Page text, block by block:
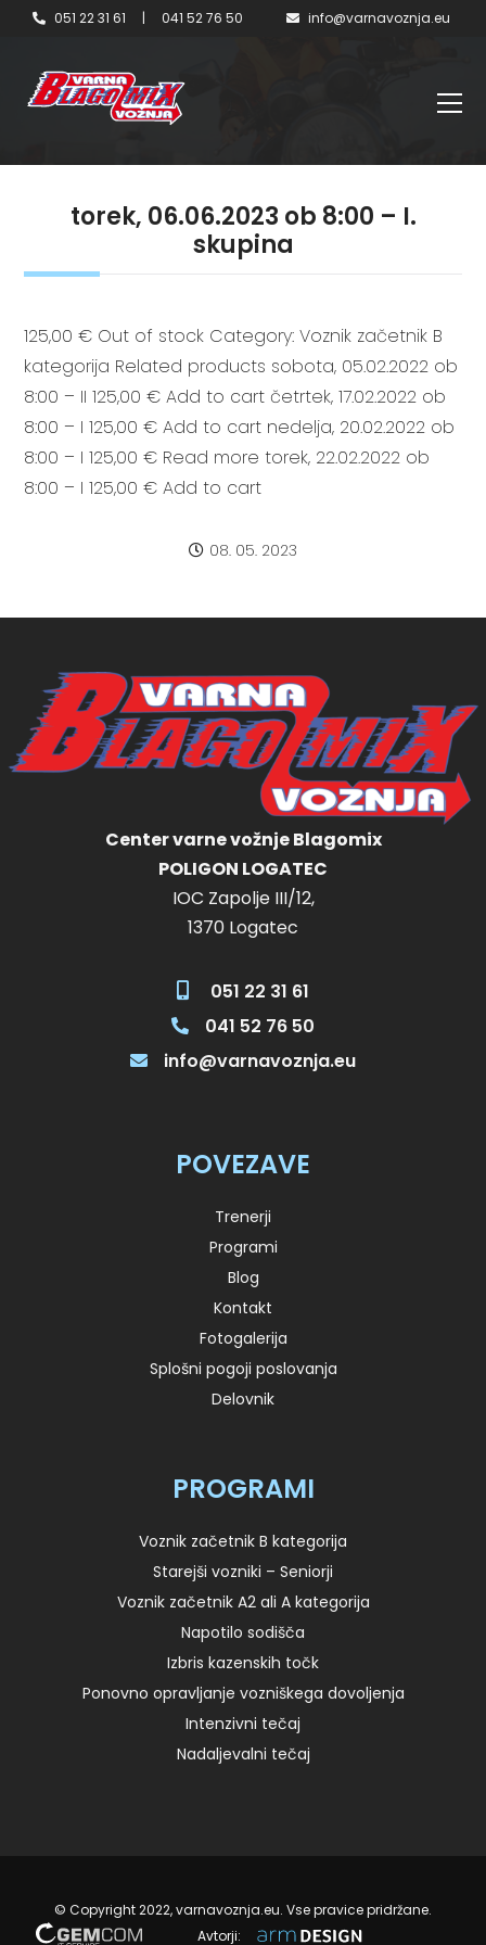
051 22 31 61 | 041 52 76 50 info@varnavoznja.eu
torek, 06.06.2023 ob 8:00 – I.
skupina
125,00 € Out of stock Category: Voznik začetnik B
kategorija Related products sobota, 05.02.2022 ob
8:00 – II 125,00 € Add to cart četrtek, 17.02.2022 ob
8:00 – I 125,00 € Add to cart nedelja, 20.02.2022 ob
8:00 – I 125,00 € Read more torek, 22.02.2022 ob
8:00 – I 125,00 € Add to cart
08. 05. 2023
Center varne vožnje Blagomix
POLIGON LOGATEC
IOC Zapolje III/12,
1370 Logatec
051 22 31 61
041 52 76 50
info@varnavoznja.eu
POVEZAVE
Trenerji
Programi
Blog
Kontakt
Fotogalerija
Splošni pogoji poslovanja
Delovnik
PROGRAMI
Voznik začetnik B kategorija
Starejši vozniki – Seniorji
Voznik začetnik A2 ali A kategorija
Napotilo sodišča
Izbris kazenskih točk
Ponovno opravljanje vozniškega dovoljenja
Intenzivni tečaj
Nadaljevalni tečaj
© Copyright 2022, varnavoznja.eu. Vse pravice pridržane.
Avtorji: